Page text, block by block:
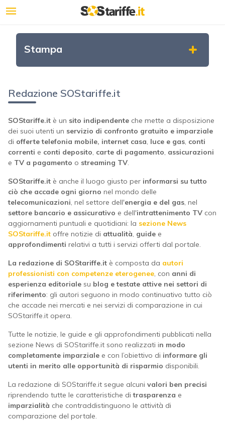
Stampa
Redazione SOStariffe.it
SOStariffe.it è un sito indipendente che mette a disposizione
dei suoi utenti un servizio di confronto gratuito e imparziale
di offerte telefonia mobile, internet casa, luce e gas, conti
correnti e conti deposito, carte di pagamento, assicurazioni
e TV a pagamento o streaming TV.
SOStariffe.it è anche il luogo giusto per informarsi su tutto
ciò che accade ogni giorno nel mondo delle
telecomunicazioni, nel settore dell'energia e del gas, nel
settore bancario e assicurativo e dell'intrattenimento TV con
aggiornamenti puntuali e quotidiani: la sezione News
SOStariffe.it offre notizie di attualità, guide e
approfondimenti relativi a tutti i servizi offerti dal portale.
La redazione di SOStariffe.it è composta da autori
professionisti con competenze eterogenee, con anni di
esperienza editoriale su blog e testate attive nei settori di
riferimento: gli autori seguono in modo continuativo tutto ciò
che accade nei mercati e nei servizi di comparazione in cui
SOStariffe.it opera.
Tutte le notizie, le guide e gli approfondimenti pubblicati nella
sezione News di SOStariffe.it sono realizzati in modo
completamente imparziale e con l’obiettivo di informare gli
utenti in merito alle opportunità di risparmio disponibili.
La redazione di SOStariffe.it segue alcuni valori ben precisi
riprendendo tutte le caratteristiche ditrasparenza e
imparzialità che contraddistinguono le attività di
comparazione del portale.